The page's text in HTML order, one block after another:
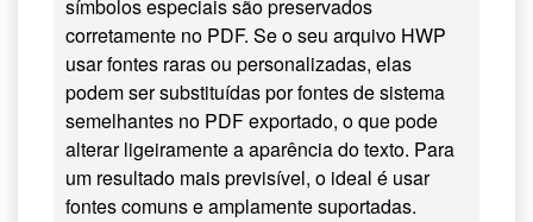
símbolos especiais são preservados
corretamente no PDF. Se o seu arquivo HWP
usar fontes raras ou personalizadas, elas
podem ser substituídas por fontes de sistema
semelhantes no PDF exportado, o que pode
alterar ligeiramente a aparência do texto. Para
um resultado mais previsível, o ideal é usar
fontes comuns e amplamente suportadas.